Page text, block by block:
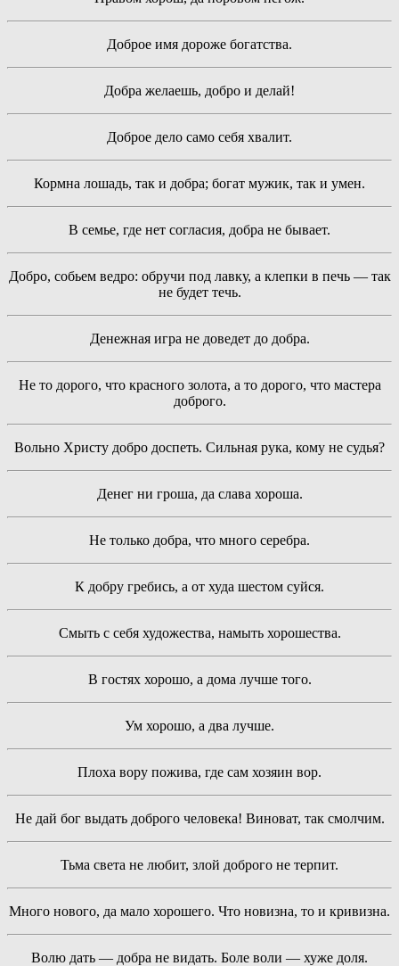
Доброе имя дороже богатства.
Добра желаешь, добро и делай!
Доброе дело само себя хвалит.
Кормна лошадь, так и добра; богат мужик, так и умен.
В семье, где нет согласия, добра не бывает.
Добро, собьем ведро: обручи под лавку, а клепки в печь — так
не будет течь.
Денежная игра не доведет до добра.
Не то дорого, что красного золота, а то дорого, что мастера
доброго.
Вольно Христу добро доспеть. Сильная рука, кому не судья?
Денег ни гроша, да слава хороша.
Не только добра, что много серебра.
К добру гребись, а от худа шестом суйся.
Смыть с себя художества, намыть хорошества.
В гостях хорошо, а дома лучше того.
Ум хорошо, а два лучше.
Плоха вору пожива, где сам хозяин вор.
Не дай бог выдать доброго человека! Виноват, так смолчим.
Тьма света не любит, злой доброго не терпит.
Много нового, да мало хорошего. Что новизна, то и кривизна.
Волю дать — добра не видать. Боле воли — хуже доля.